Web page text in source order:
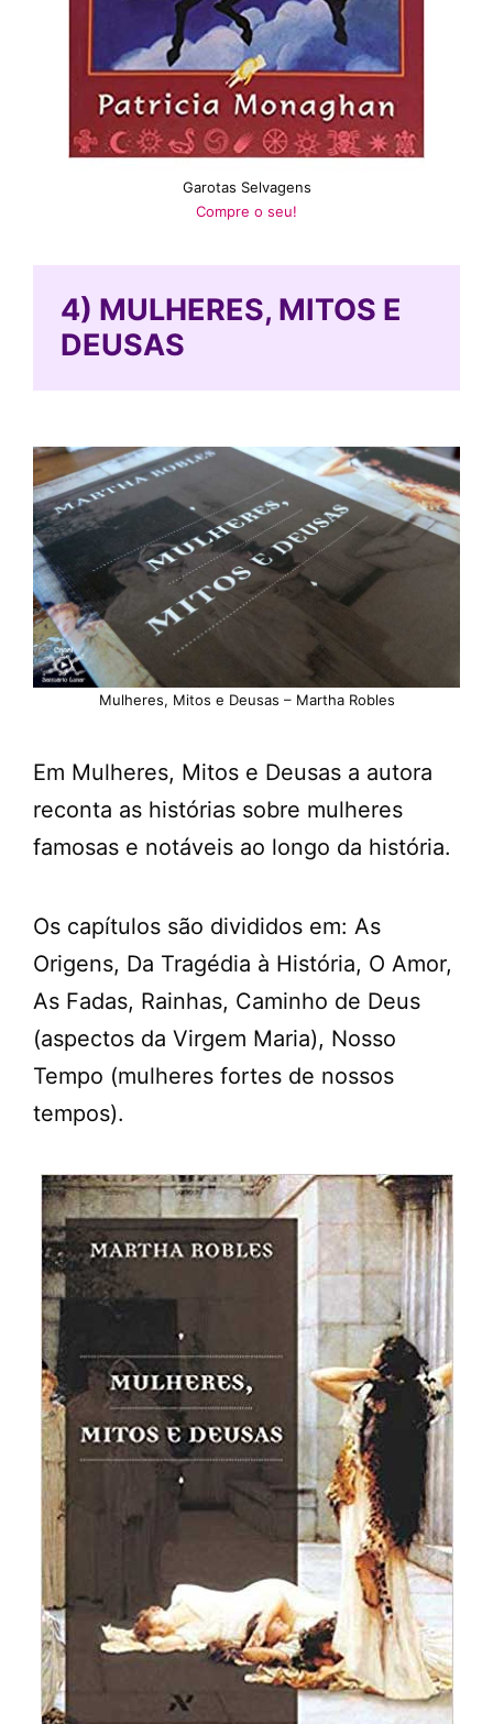
Garotas Selvagens
Compre o seu!
4) MULHERES, MITOS E
DEUSAS
Mulheres, Mitos e Deusas – Martha Robles
Em Mulheres, Mitos e Deusas a autora
reconta as histórias sobre mulheres
famosas e notáveis ao longo da história.
Os capítulos são divididos em: As
Origens, Da Tragédia à História, O Amor,
As Fadas, Rainhas, Caminho de Deus
(aspectos da Virgem Maria), Nosso
Tempo (mulheres fortes de nossos
tempos).